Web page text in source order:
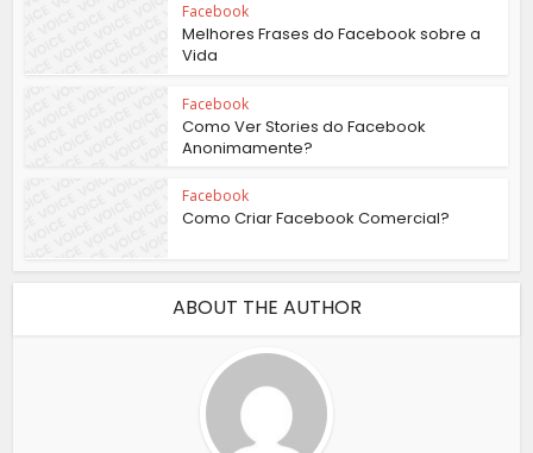
Facebook
Melhores Frases do Facebook sobre a
Vida
Facebook
Como Ver Stories do Facebook
Anonimamente?
Facebook
Como Criar Facebook Comercial?
ABOUT THE AUTHOR